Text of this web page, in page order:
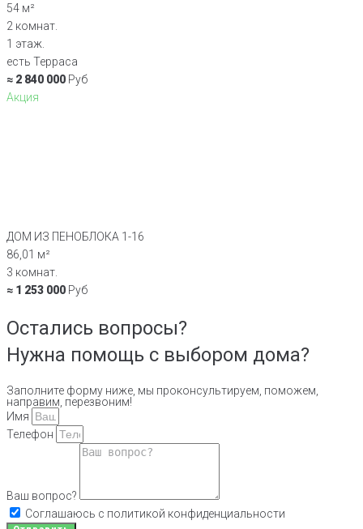
54 м²
2 комнат.
1 этаж.
есть Терраса
≈ 2 840 000 Руб
Акция
ДОМ ИЗ ПЕНОБЛОКА 1-16
86,01 м²
3 комнат.
≈ 1 253 000 Руб
Остались вопросы?
Нужна помощь с выбором дома?
Заполните форму ниже, мы проконсультируем, поможем,
направим, перезвоним!
Имя
Телефон
Ваш вопрос?
Соглашаюсь с политикой конфиденциальности